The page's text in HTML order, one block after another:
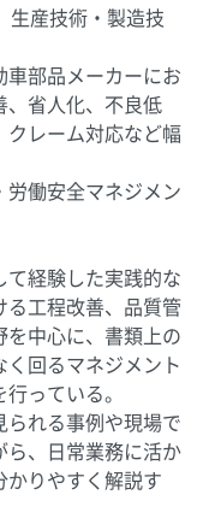
生産技術・製造技
部品メーカーにお
、省人化、不良低
レーム対応など幅
働安全マネジメン
経験した実践的な
工程改善、品質管
中心に、書類上の
回るマネジメント
っている。
れる事例や現場で
、日常業務に活か
かりやすく解説す